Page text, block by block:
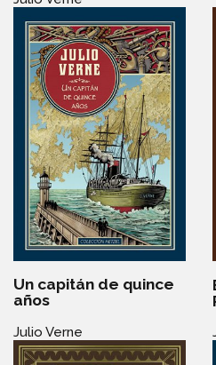
Un capitán de quince
años
Julio Verne